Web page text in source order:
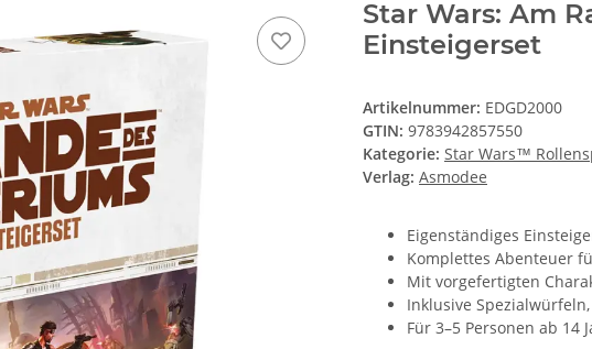
Star Wars: Am
Einsteigerset
Artikelnummer: EDGD2000
GTIN: 9783942857550
Kategorie: Star Wars™
Verlag: Asmodee
Eigenständiges
Komplettes Abenteuer
Mit vorgefertigten
Inklusive
Für 3–5 Personen ab 14